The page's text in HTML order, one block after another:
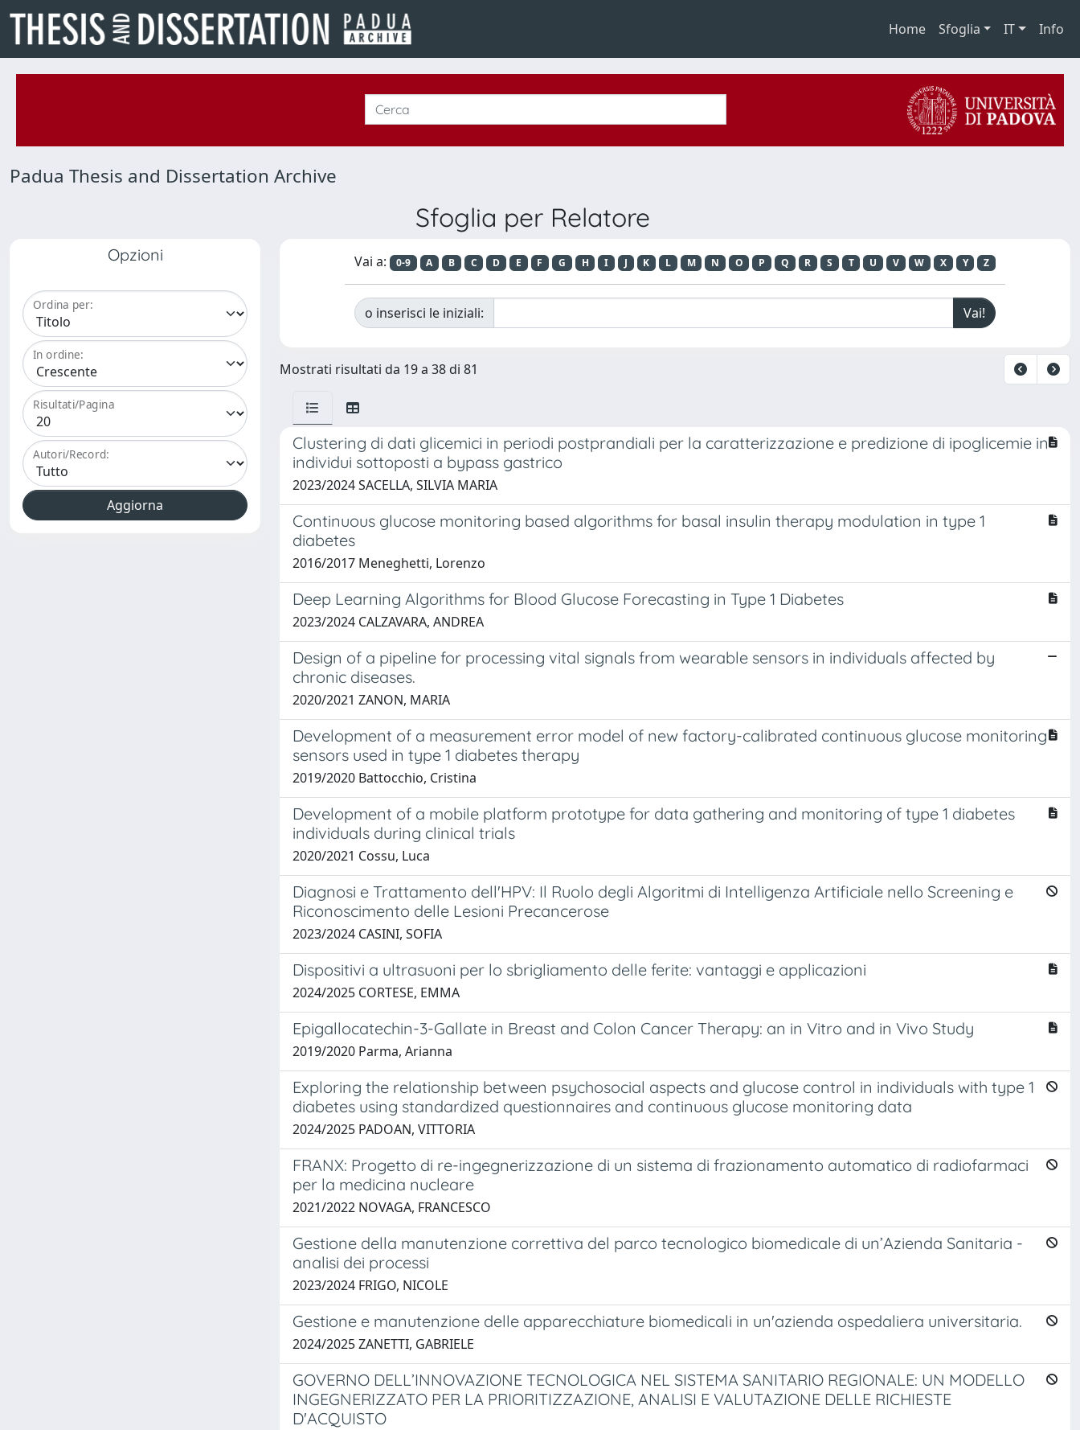
Home Sfoglia IT Info
Padua Thesis and Dissertation Archive
Sfoglia per Relatore
Opzioni
Ordina per:
In ordine:
Risultati/Pagina
Autori/Record:
Vai a: 0-9 A B C D E F G H I J K L M N O P Q R S T U V W X Y Z
o inserisci le iniziali:
Mostrati risultati da 19 a 38 di 81
Clustering di dati glicemici in periodi postprandiali per la caratterizzazione e predizione di ipoglicemie in
individui sottoposti a bypass gastrico
2023/2024 SACELLA, SILVIA MARIA
Continuous glucose monitoring based algorithms for basal insulin therapy modulation in type 1
diabetes
2016/2017 Meneghetti, Lorenzo
Deep Learning Algorithms for Blood Glucose Forecasting in Type 1 Diabetes
2023/2024 CALZAVARA, ANDREA
Design of a pipeline for processing vital signals from wearable sensors in individuals affected by
chronic diseases.
2020/2021 ZANON, MARIA
Development of a measurement error model of new factory-calibrated continuous glucose monitoring
sensors used in type 1 diabetes therapy
2019/2020 Battocchio, Cristina
Development of a mobile platform prototype for data gathering and monitoring of type 1 diabetes
individuals during clinical trials
2020/2021 Cossu, Luca
Diagnosi e Trattamento dell'HPV: Il Ruolo degli Algoritmi di Intelligenza Artificiale nello Screening e
Riconoscimento delle Lesioni Precancerose
2023/2024 CASINI, SOFIA
Dispositivi a ultrasuoni per lo sbrigliamento delle ferite: vantaggi e applicazioni
2024/2025 CORTESE, EMMA
Epigallocatechin-3-Gallate in Breast and Colon Cancer Therapy: an in Vitro and in Vivo Study
2019/2020 Parma, Arianna
Exploring the relationship between psychosocial aspects and glucose control in individuals with type 1
diabetes using standardized questionnaires and continuous glucose monitoring data
2024/2025 PADOAN, VITTORIA
FRANX: Progetto di re-ingegnerizzazione di un sistema di frazionamento automatico di radiofarmaci
per la medicina nucleare
2021/2022 NOVAGA, FRANCESCO
Gestione della manutenzione correttiva del parco tecnologico biomedicale di un’Azienda Sanitaria -
analisi dei processi
2023/2024 FRIGO, NICOLE
Gestione e manutenzione delle apparecchiature biomedicali in un'azienda ospedaliera universitaria.
2024/2025 ZANETTI, GABRIELE
GOVERNO DELL’INNOVAZIONE TECNOLOGICA NEL SISTEMA SANITARIO REGIONALE: UN MODELLO
INGEGNERIZZATO PER LA PRIORITIZZAZIONE, ANALISI E VALUTAZIONE DELLE RICHIESTE
D'ACQUISTO